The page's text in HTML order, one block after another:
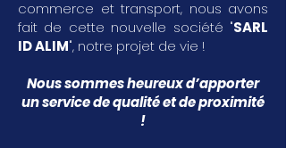
commerce et transport, nous avons
fait de cette nouvelle société "SARL
ID ALIM", notre projet de vie !
Nous sommes heureux d’apporter
un service de qualité et de proximité
!